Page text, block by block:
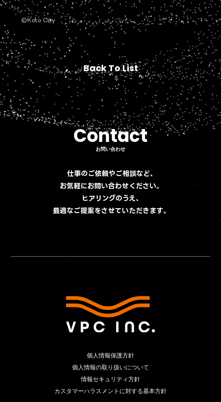
©Koto City
Back To List
Back To List
Contact
Contact
お問い合わせ
お問い合わせ
仕事のご依頼やご相談など、
お気軽にお問い合わせください。
ヒアリングのうえ、
最適なご提案をさせていただきます。
個人情報保護方針
個人情報保護方針
個人情報の取り扱いについて
個人情報の取り扱いについて
情報セキュリティ方針
情報セキュリティ方針
カスタマーハラスメントに対する基本方針